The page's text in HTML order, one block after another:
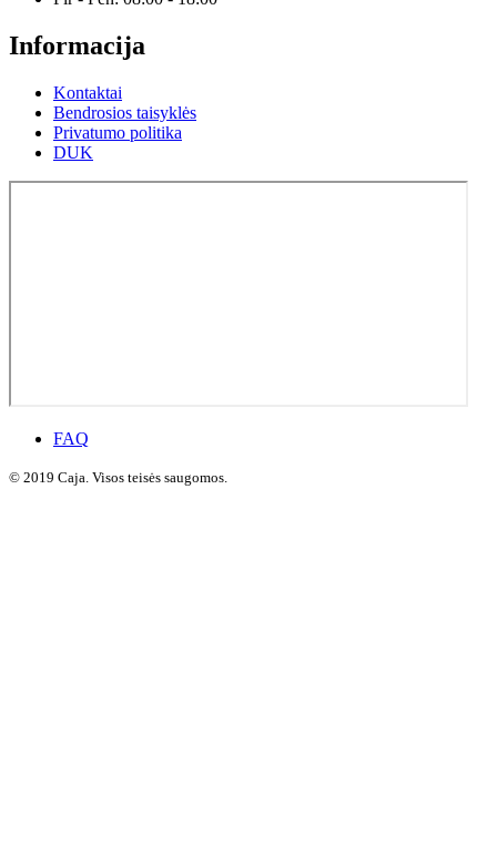
Informacija
Kontaktai
Bendrosios taisyklės
Privatumo politika
DUK
FAQ
© 2019 Caja. Visos teisės saugomos.